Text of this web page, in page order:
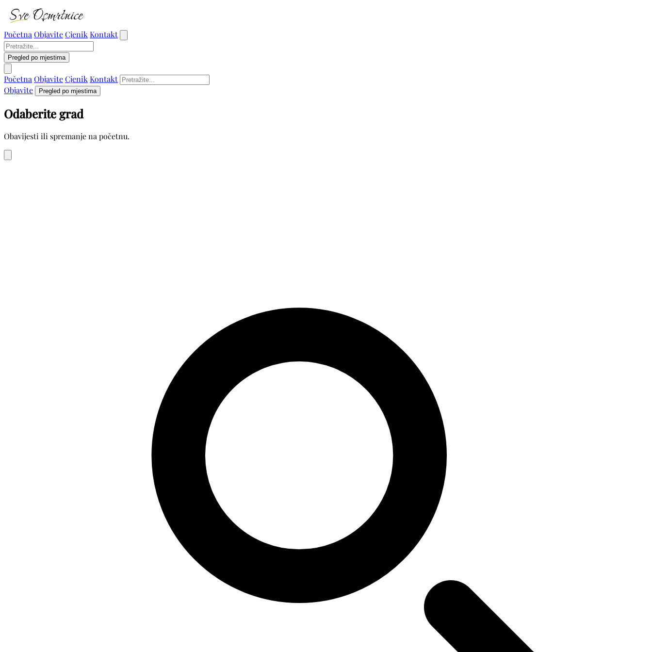
Početna ObjaviteCjenik Kontakt
Pregled po mjestima
Početna ObjaviteCjenik Kontakt
Objavite
Pregled po mjestima
Odaberite grad
Obavijesti ili spremanje na početnu.